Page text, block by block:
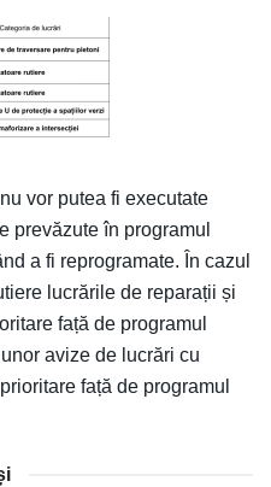
vor putea fi executate
prevăzute în programul
a fi reprogramate. În cazul
lucrările de reparații și
față de programul
avize de lucrări cu
față de programul